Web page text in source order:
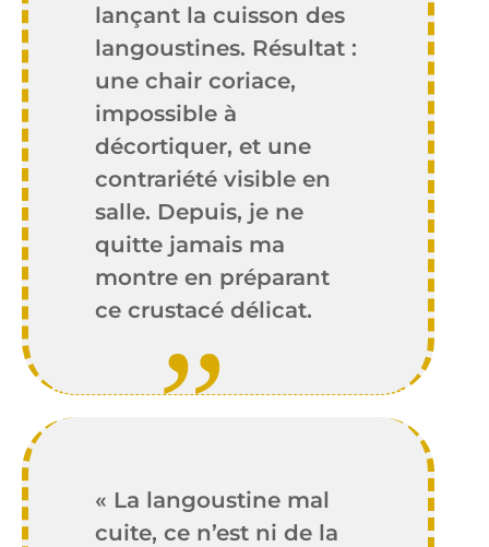
lançant la cuisson des
langoustines. Résultat :
une chair coriace,
impossible à
décortiquer, et une
contrariété visible en
salle. Depuis, je ne
quitte jamais ma
montre en préparant
ce crustacé délicat.
« La langoustine mal
cuite, ce n’est ni de la